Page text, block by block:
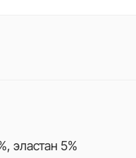
эластан 5%